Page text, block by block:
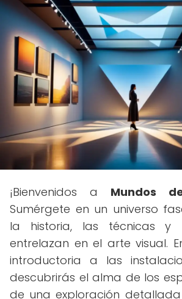
¡Bienvenidos a Mundos
Sumérgete en un universo
la historia, las técnicas y
entrelazan en el arte visual.
introductoria a las
descubrirás el alma de los
de una exploración